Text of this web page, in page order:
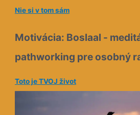
Nie si v tom sám
Motivácia: Boslaal -
pathworking pre osobný
Toto je TVOJ život